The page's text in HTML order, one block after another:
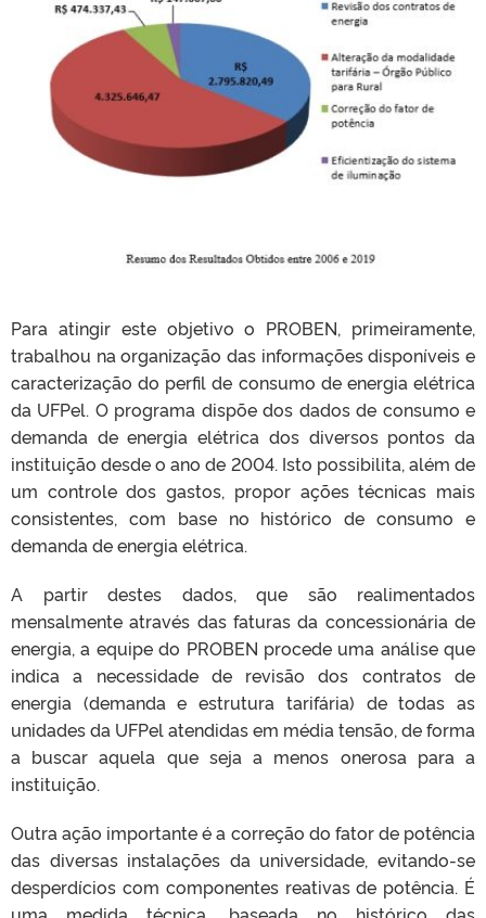
Para atingir este objetivo o PROBEN, primeiramente,
trabalhou na organização das informações disponíveis e
caracterização do perfil de consumo de energia elétrica
da UFPel. O programa dispõe dos dados de consumo e
demanda de energia elétrica dos diversos pontos da
instituição desde o ano de 2004. Isto possibilita, além de
um controle dos gastos, propor ações técnicas mais
consistentes, com base no histórico de consumo e
demanda de energia elétrica.
A partir destes dados, que são realimentados
mensalmente através das faturas da concessionária de
energia, a equipe do PROBEN procede uma análise que
indica a necessidade de revisão dos contratos de
energia (demanda e estrutura tarifária) de todas as
unidades da UFPel atendidas em média tensão, de forma
a buscar aquela que seja a menos onerosa para a
instituição.
Outra ação importante é a correção do fator de potência
das diversas instalações da universidade, evitando-se
desperdícios com componentes reativas de potência. É